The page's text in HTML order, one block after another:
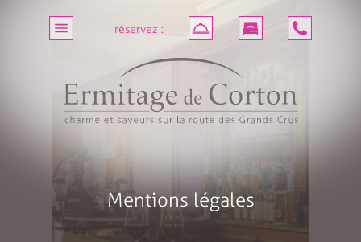
réservez :
Mentions légales